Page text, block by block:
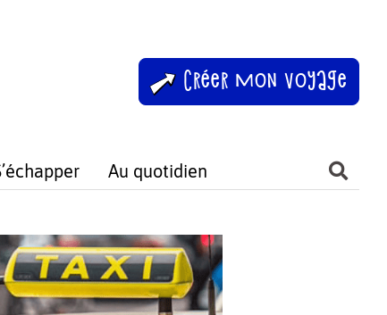
Créer mon voyage
Au quotidien